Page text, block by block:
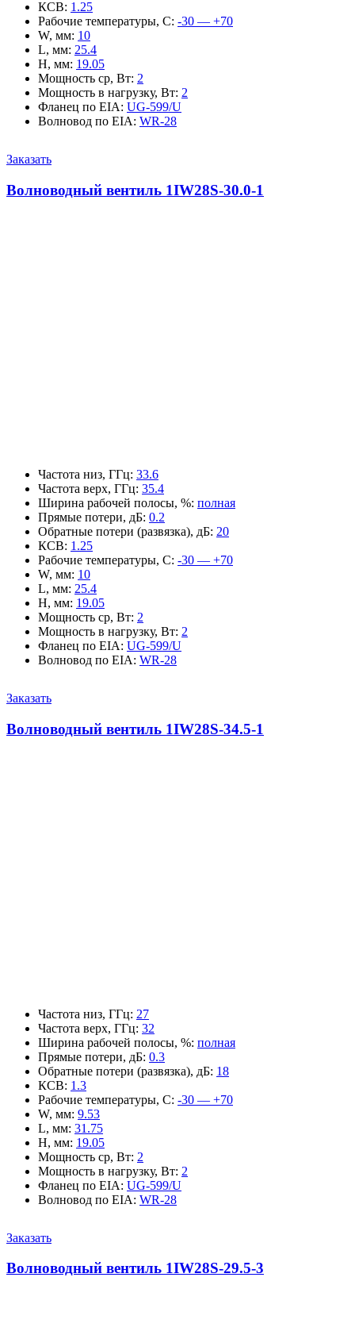
КСВ: 1.25
Рабочие температуры, С: -30 — +70
W, мм: 10
L, мм: 25.4
H, мм: 19.05
Мощность ср, Вт: 2
Мощность в нагрузку, Вт: 2
Фланец по EIA: UG-599/U
Волновод по EIA: WR-28
Заказать
Волноводный вентиль 1IW28S-30.0-1
Частота низ, ГГц: 33.6
Частота верх, ГГц: 35.4
Ширина рабочей полосы, %: полная
Прямые потери, дБ: 0.2
Обратные потери (развязка), дБ: 20
КСВ: 1.25
Рабочие температуры, С: -30 — +70
W, мм: 10
L, мм: 25.4
H, мм: 19.05
Мощность ср, Вт: 2
Мощность в нагрузку, Вт: 2
Фланец по EIA: UG-599/U
Волновод по EIA: WR-28
Заказать
Волноводный вентиль 1IW28S-34.5-1
Частота низ, ГГц: 27
Частота верх, ГГц: 32
Ширина рабочей полосы, %: полная
Прямые потери, дБ: 0.3
Обратные потери (развязка), дБ: 18
КСВ: 1.3
Рабочие температуры, С: -30 — +70
W, мм: 9.53
L, мм: 31.75
H, мм: 19.05
Мощность ср, Вт: 2
Мощность в нагрузку, Вт: 2
Фланец по EIA: UG-599/U
Волновод по EIA: WR-28
Заказать
Волноводный вентиль 1IW28S-29.5-3